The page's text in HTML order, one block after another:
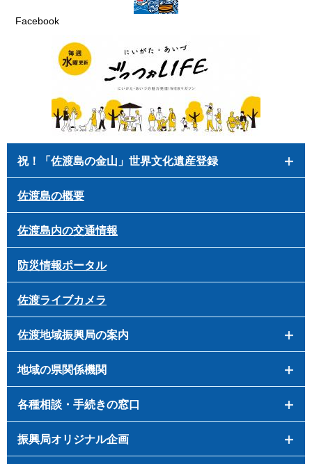
Facebook
祝！「佐渡島の金山」世界文化遺産登録
佐渡島の概要
佐渡島内の交通情報
防災情報ポータル
佐渡ライブカメラ
佐渡地域振興局の案内
地域の県関係機関
各種相談・手続きの窓口
振興局オリジナル企画